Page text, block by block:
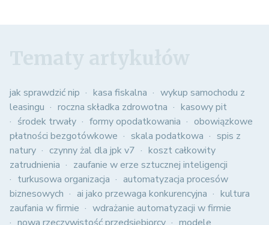
jak sprawdzić nip kasa fiskalna
wykup samochodu z
leasingu
roczna składka zdrowotna
kasowy pit
środek trwały
formy opodatkowania
obowiązkowe
płatności bezgotówkowe
skala podatkowa
spis z
natury
czynny żal dla jpk v7
koszt całkowity
zatrudnienia
zaufanie w erze sztucznej inteligencji
turkusowa organizacja
automatyzacja procesów
biznesowych
ai jako przewaga konkurencyjna
kultura
zaufania w firmie
wdrażanie automatyzacji w firmie